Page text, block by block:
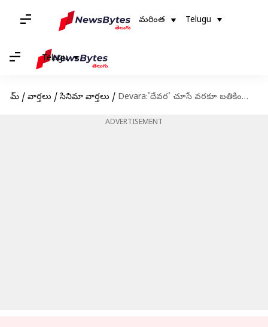
మరింత Telugu
Telugu
హోమ్ / వార్తలు / సినిమా వార్తలు / Devara:'దేవర' చూసే వరకూ బతికించండి.. ఎన్టీఆర్ అభిమాని అవేదన
ADVERTISEMENT